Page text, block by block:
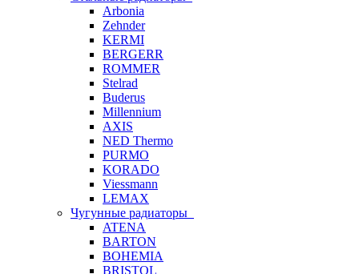
Arbonia
Zehnder
KERMI
BERGERR
ROMMER
Stelrad
Buderus
Millennium
AXIS
NED Thermo
PURMO
KORADO
Viessmann
LEMAX
Чугунные радиаторы
ATENA
BARTON
BOHEMIA
BRISTOL